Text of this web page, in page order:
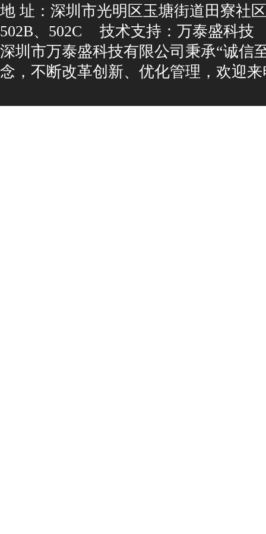
地址：深圳市光明区玉塘街道田寮社
502B、502C
技术支持： 万泰盛科技
深圳市万泰盛科技有限公司秉承“诚信
念，不断改革创新、优化管理，欢迎